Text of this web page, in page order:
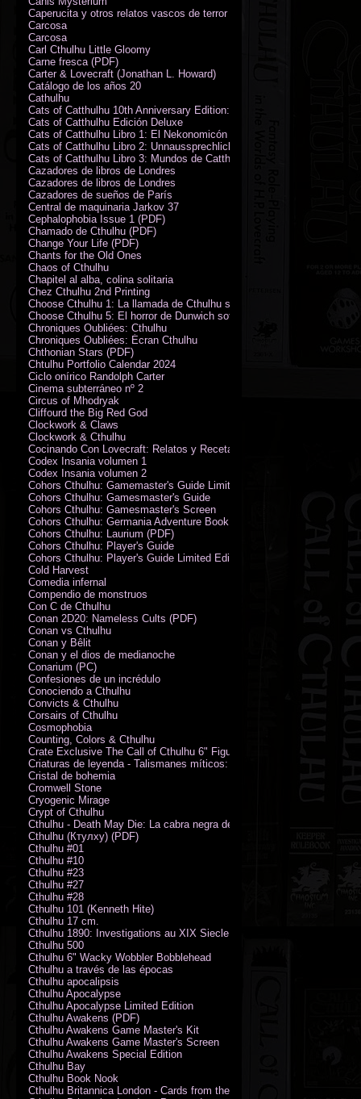
Caperucita y otros relatos vascos de terror (M. Rodríguez)
Carcosa
Carcosa
Carl Cthulhu Little Gloomy
Carne fresca (PDF)
Carter & Lovecraft (Jonathan L. Howard)
Catálogo de los años 20
Cathulhu
Cats of Catthulhu 10th Anniversary Edition: Quick Start Rules
Cats of Catthulhu Edición Deluxe
Cats of Catthulhu Libro 1: El Nekonomicón
Cats of Catthulhu Libro 2: Unnaussprechlichen Katzen
Cats of Catthulhu Libro 3: Mundos de Catthulhu
Cazadores de libros de Londres
Cazadores de libros de Londres
Cazadores de sueños de París
Central de maquinaria Jarkov 37
Cephalophobia Issue 1 (PDF)
Chamado de Cthulhu (PDF)
Change Your Life (PDF)
Chants for the Old Ones
Chaos of Cthulhu
Chapitel al alba, colina solitaria
Chez Cthulhu 2nd Printing
Choose Cthulhu 1: La llamada de Cthulhu softcover
Choose Cthulhu 5: El horror de Dunwich softcover
Chroniques Oubliées: Cthulhu
Chroniques Oubliées: Écran Cthulhu
Chthonian Stars (PDF)
Chtulhu Portfolio Calendar 2024
Ciclo onírico Randolph Carter
Cinema subterráneo nº 2
Circus of Mhodryak
Cliffourd the Big Red God
Clockwork & Claws
Clockwork & Cthulhu
Cocinando Con Lovecraft: Relatos y Recetas de Humor Sobrenatural
Codex Insania volumen 1
Codex Insania volumen 2
Cohors Cthulhu: Gamemaster's Guide Limited Edition
Cohors Cthulhu: Gamesmaster's Guide
Cohors Cthulhu: Gamesmaster's Screen
Cohors Cthulhu: Germania Adventure Book
Cohors Cthulhu: Laurium (PDF)
Cohors Cthulhu: Player's Guide
Cohors Cthulhu: Player's Guide Limited Edition
Cold Harvest
Comedia infernal
Compendio de monstruos
Con C de Cthulhu
Conan 2D20: Nameless Cults (PDF)
Conan vs Cthulhu
Conan y Bêlit
Conan y el dios de medianoche
Conarium (PC)
Confesiones de un incrédulo
Conociendo a Cthulhu
Convicts & Cthulhu
Corsairs of Cthulhu
Cosmophobia
Counting, Colors & Cthulhu
Crate Exclusive The Call of Cthulhu 6" Figure von Austin James
Criaturas de leyenda - Talismanes míticos: Símbolo arcano
Cristal de bohemia
Cromwell Stone
Cryogenic Mirage
Crypt of Cthulhu
Cthulhu - Death May Die: La cabra negra de los bosques
Cthulhu (Ктулху) (PDF)
Cthulhu #01
Cthulhu #10
Cthulhu #23
Cthulhu #27
Cthulhu #28
Cthulhu 101 (Kenneth Hite)
Cthulhu 17 cm.
Cthulhu 1890: Investigations au XIX Siecle
Cthulhu 500
Cthulhu 6" Wacky Wobbler Bobblehead
Cthulhu a través de las épocas
Cthulhu apocalipsis
Cthulhu Apocalypse
Cthulhu Apocalypse Limited Edition
Cthulhu Awakens (PDF)
Cthulhu Awakens Game Master's Kit
Cthulhu Awakens Game Master's Screen
Cthulhu Awakens Special Edition
Cthulhu Bay
Cthulhu Book Nook
Cthulhu Britannica London - Cards from the Smoke